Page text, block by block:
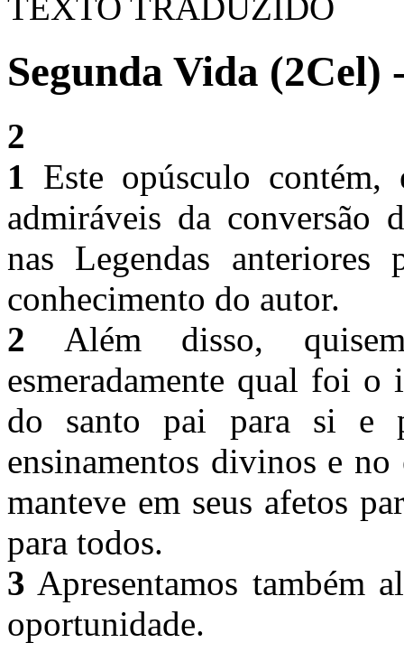
Segunda Vida (2Cel)
2
1 Este opúsculo
admiráveis da conversão
nas Legendas
conhecimento do autor.
2 Além disso,
esmeradamente qual foi o
do santo pai para si e
ensinamentos divinos e
manteve em seus afetos
para todos.
3 Apresentamos também
oportunidade.